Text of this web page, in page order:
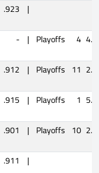
.923 |
- | Playoffs 4
.912 | Playoffs 11
.915 | Playoffs 1
.901 | Playoffs 10
.911
|